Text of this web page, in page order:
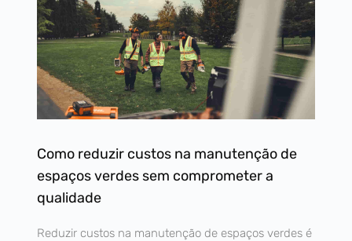
Como reduzir custos na manutenção de
espaços verdes sem comprometer a
qualidade
Reduzir custos na manutenção de espaços verdes é